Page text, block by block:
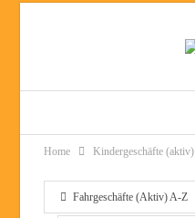
Home Kindergeschäfte (aktiv)
Fahrgeschäfte (Aktiv) A-Z